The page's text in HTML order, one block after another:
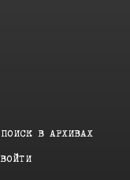
ПОИСК В АРХИВАХ
ВОЙТИ